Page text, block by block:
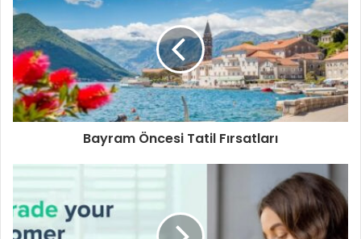
Bayram Öncesi Tatil Fırsatları